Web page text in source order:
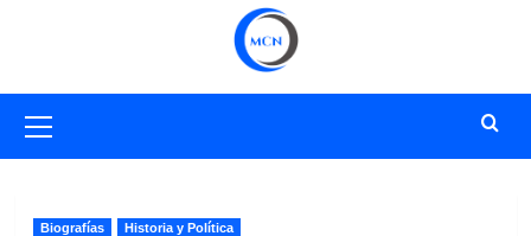
primario
Biografías Historia y Política